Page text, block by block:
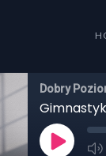
Dobry